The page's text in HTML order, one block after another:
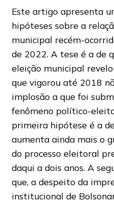
Este artigo apresenta
hipóteses sobre a
municipal recém-
de 2022. A tese é a de
eleição municipal
que vigorou até 2018
implosão a que foi
fenômeno político-
primeira hipótese é a
aumenta ainda mais o
do processo eleitoral
daqui a dois anos. A
que, a despeito da
institucional de